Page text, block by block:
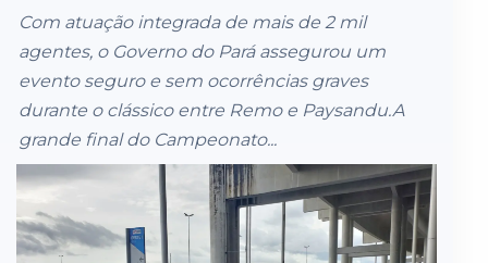
Com atuação integrada de mais de 2 mil
agentes, o Governo do Pará assegurou um
evento seguro e sem ocorrências graves
durante o clássico entre Remo e Paysandu.A
grande final do Campeonato...